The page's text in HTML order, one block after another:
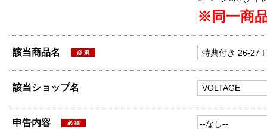
※同一商
該当商品名
該当ショップ名
申告内容